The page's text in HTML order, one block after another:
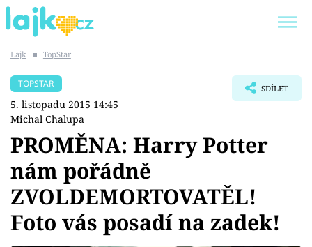
SHOPAHOLICADEL
Témata
Showbyznys
Lajk ■ TopStar
TOPSTAR
5. listopadu 2015 14:45
Michal Chalupa
SDÍLET
PROMĚNA: Harry Potter
nám pořádně
ZVOLDEMORTOVATĚL!
Foto vás posadí na zadek!